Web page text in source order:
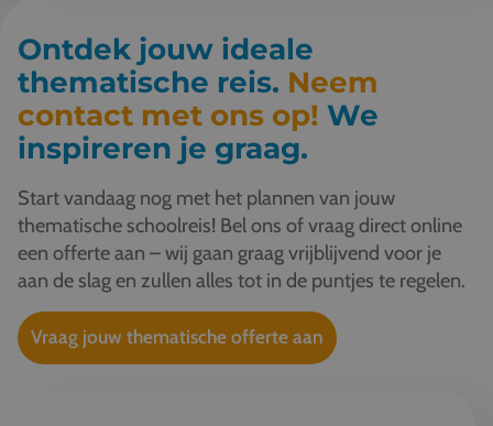
Ontdek jouw ideale
thematische reis. Neem
contact met ons op! We
inspireren je graag.
Start vandaag nog met het plannen van jouw
thematische schoolreis! Bel ons of vraag direct online
een offerte aan – wij gaan graag vrijblijvend voor je
aan de slag en zullen alles tot in de puntjes te regelen.
Vraag jouw thematische offerte aan